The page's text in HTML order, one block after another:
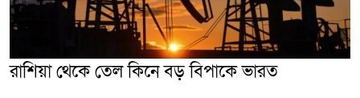
রাশিয়া থেকে তেল কিনে বড় বিপাকে ভারত